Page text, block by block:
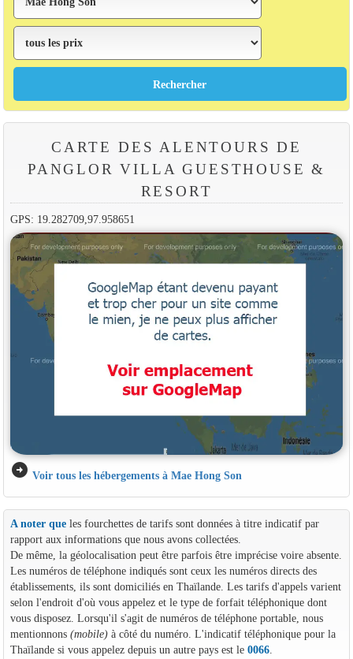
CARTE DES ALENTOURS DE
PANGLOR VILLA GUESTHOUSE &
RESORT
GPS: 19.282709,97.958651
arrow_circle_right Voir tous les hébergements à Mae Hong Son
A noter queles fourchettes de tarifs sont données à titre indicatif par
rapport aux informations que nous avons collectées.
De même, la géolocalisation peut être parfois être imprécise voire absente.
Les numéros de téléphone indiqués sont ceux les numéros directs des
établissements, ils sont domiciliés en Thaïlande. Les tarifs d'appels varient
selon l'endroit d'où vous appelez et le type de forfait téléphonique dont
vous disposez. Lorsqu'il s'agit de numéros de téléphone portable, nous
mentionnons (mobile)à côté du numéro. L'indicatif téléphonique pour la
Thaïlande si vous appelez depuis un autre pays est le 0066.